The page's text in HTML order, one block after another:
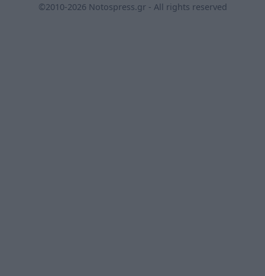
©2010-2026 Notospress.gr - All rights reserved